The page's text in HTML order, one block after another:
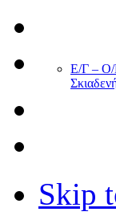
Ε/Γ – Ο/
Skip